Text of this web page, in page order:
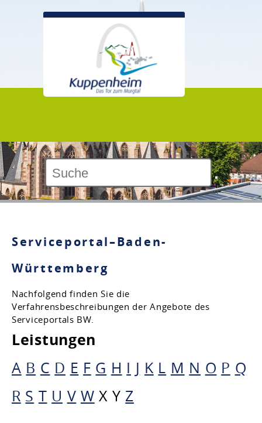
Serviceportal–Baden-
Württemberg
Nachfolgend finden Sie die
Verfahrensbeschreibungen der Angebote des
Serviceportals BW.
Leistungen
A B C D E F G H I J K L M N O P Q
R S T U V W X Y Z